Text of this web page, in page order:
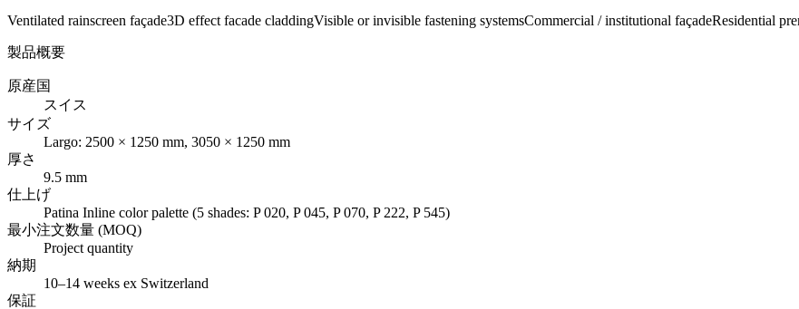
Ventilated rainscreen façade3D effect facade claddingVisible or invisible fastening systemsCommercial / institutional façadeResidential
製品概要
原産国
スイス
サイズ
Largo: 2500 × 1250 mm, 3050 × 1250 mm
厚さ
9.5 mm
仕上げ
Patina Inline color palette (5 shades: P 020, P 045, P 070, P 222, P 545)
最小注文数量 (MOQ)
Project quantity
納期
10–14 weeks ex Switzerland
保証